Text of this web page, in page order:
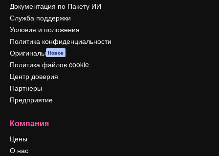
Документация по Пакету ИИ
Служба поддержки
Условия и положения
Политика конфиденциальности
Оригиналы Новое
Политика файлов cookie
Центр доверия
Партнеры
Предприятие
Компания
Цены
О нас